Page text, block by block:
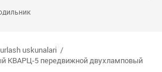
uskunalari
КВАРЦ-5 передвижной двухламповый